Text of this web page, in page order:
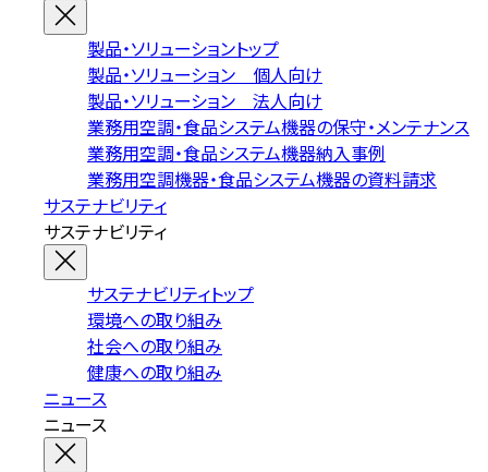
製品・ソリューショントップ
製品・ソリューション 個人向け
製品・ソリューション 法人向け
業務用空調・食品システム機器の保守・メンテナンス
業務用空調・食品システム機器納入事例
業務用空調機器・食品システム機器の資料請求
サステナビリティ
サステナビリティ
サステナビリティトップ
環境への取り組み
社会への取り組み
健康への取り組み
ニュース
ニュース